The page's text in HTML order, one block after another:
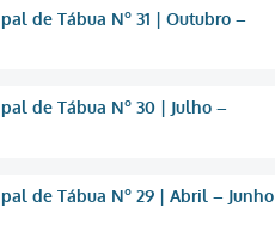
de Tábua Nº 31 | Outubro –
de Tábua Nº 30 | Julho –
de Tábua Nº 29 | Abril – Junho